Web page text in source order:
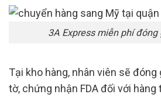
3A Express miễn phí đóng
Tại kho hàng, nhân viên sẽ
tờ, chứng nhận FDA đối với